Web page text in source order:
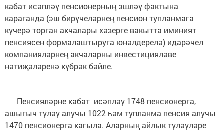
кабат исәпләү пенсионерның эшләү фактына
караганда (эш бирүчеләрнең пенсион тупланмага
күчерә торган акчалары хәзерге вакытта иминият
пенсиясен формалаштыруга юнәлдерелә) идарәчел
компанияләрнең акчаларны инвестицияләве
нәтиҗәләренә күбрәк бәйле.
Пенсияләрне кабат исәпләү 1748 пенсионерга,
ашыгыч түләү алучы 1022 һәм тупланма пенсия алучы
1470 пенсионерга кагыла. Аларның айлык түләүләре